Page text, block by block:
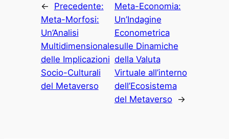
←
Precedente:
Meta-Morfosi:
Un’Analisi
Multidimensionale
delle Implicazioni
Socio-Culturali
del Metaverso
Meta-Economia:
Un’Indagine
Econometrica
sulle Dinamiche
della Valuta
Virtuale all’interno
dell’Ecosistema
del Metaverso
→